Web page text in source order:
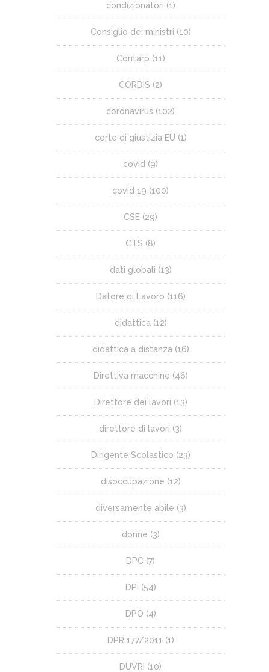
condizionatori (1)
Consiglio dei ministri (10)
Contarp (11)
CORDIS (2)
coronavirus (102)
corte di giustizia EU (1)
covid (9)
covid 19 (100)
CSE (29)
CTS (8)
dati globali (13)
Datore di Lavoro (116)
didattica (12)
didattica a distanza (16)
Direttiva macchine (46)
Direttore dei lavori (13)
direttore di lavori (3)
Dirigente Scolastico (23)
disoccupazione (12)
diversamente abile (3)
donne (3)
DPC (7)
DPI (54)
DPO (4)
DPR 177/2011 (1)
DUVRI (10)